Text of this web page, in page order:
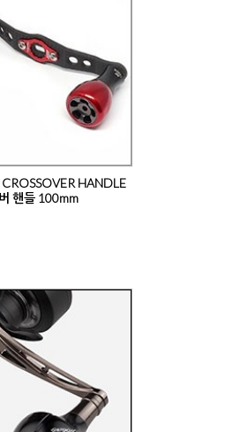
HANDLE
핸들 100mm